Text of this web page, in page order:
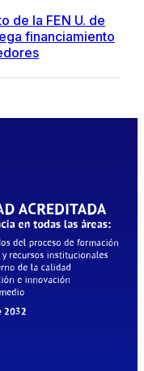
de la FEN U. de
financiamiento